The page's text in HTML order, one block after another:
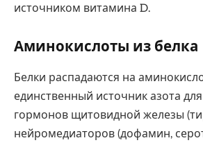
источником витамина D.
Аминокислоты из белка
Белки распадаются на
единственный источник азота
гормонов щитовидной железы
нейромедиаторов (дофамин,